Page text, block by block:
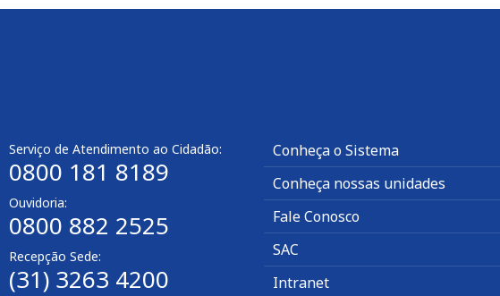
Serviço de Atendimento ao Cidadão:
0800 181 8189
Ouvidoria:
0800 882 2525
Recepção Sede:
(31) 3263 4200
Conheça o Sistema
Conheça nossas unidades
Fale Conosco
SAC
Intranet